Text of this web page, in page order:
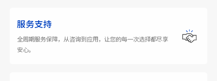
服务支持
全周期服务保障，从咨询到应用，让您的每一次选择都尽享
安心。